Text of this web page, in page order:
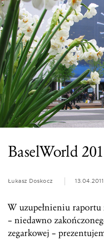
content
BaselWorld
Łukasz Doskocz 13.04.2011
W uzupełnieniu raportu
– niedawno
zegarkowej –